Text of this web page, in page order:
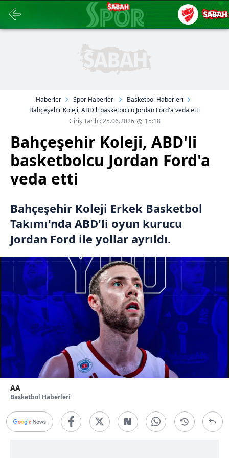
Haberler Spor Haberleri
Basketbol Haberleri
Bahçeşehir Koleji, ABD'li basketbolcu Jordan Ford'a veda etti
Giriş Tarihi: 25.06.2026
15:18
Bahçeşehir Koleji, ABD'li
basketbolcu Jordan Ford'a
veda etti
Bahçeşehir Koleji Erkek Basketbol
Takımı'nda ABD'li oyun kurucu
Jordan Ford ile yollar ayrıldı.
AA
Basketbol Haberleri